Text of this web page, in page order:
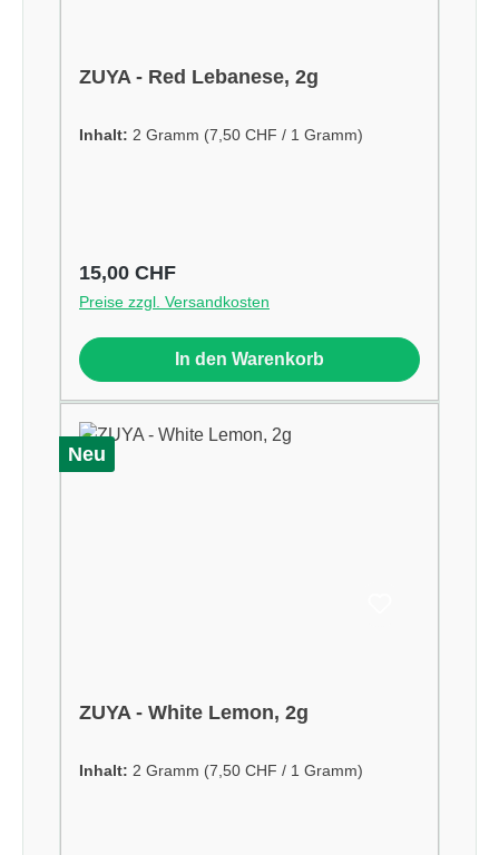
ZUYA - Red Lebanese, 2g
Inhalt: 2 Gramm (7,50 CHF / 1 Gramm)
Regulärer Preis:
15,00 CHF
Preise zzgl. Versandkosten
In den Warenkorb
Neu
ZUYA - White Lemon, 2g
Inhalt: 2 Gramm (7,50 CHF / 1 Gramm)